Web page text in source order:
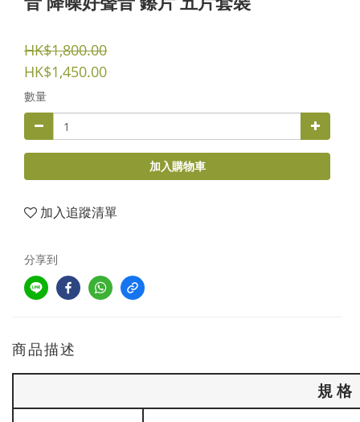
HK$1,800.00
HK$1,450.00
數量
加入購物車
加入追蹤清單
分享到
商品描述
規格